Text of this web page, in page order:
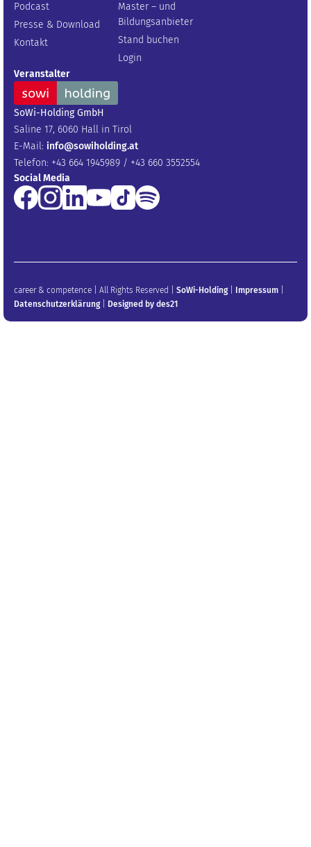
Podcast
Presse & Download
Kontakt
Master – und
Bildungsanbieter
Stand buchen
Login
Veranstalter
SoWi-Holding GmbH
Saline 17, 6060 Hall in Tirol
E-Mail: info@sowiholding.at
Telefon: +43 664 1945989 / +43 660 3552554
Social Media
career & competence | All Rights Reserved | SoWi-Holding| Impressum
Datenschutzerklärung| Designed by des21